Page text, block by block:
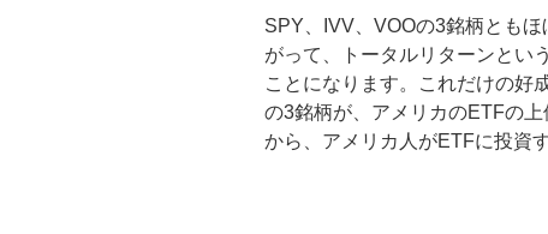
SPY、IVV、VOOの3銘柄とも
がって、トータルリターンとい
ことになります。これだけの好
の3銘柄が、アメリカのETFの
から、アメリカ人がETFに投資